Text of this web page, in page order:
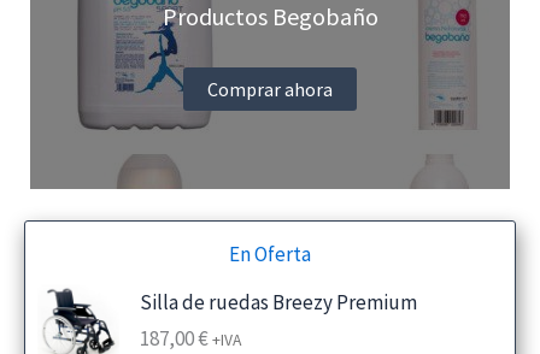
Productos Begobaño
Comprar ahora
En Oferta
Silla de ruedas Breezy Premium
187,00€+IVA